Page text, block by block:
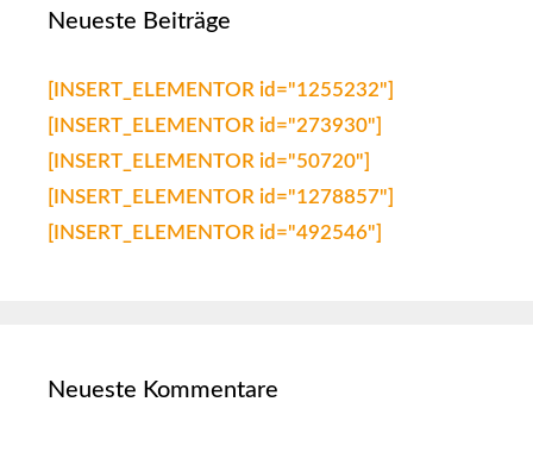
Neueste Beiträge
[INSERT_ELEMENTOR id="1255232"]
[INSERT_ELEMENTOR id="273930"]
[INSERT_ELEMENTOR id="50720"]
[INSERT_ELEMENTOR id="1278857"]
[INSERT_ELEMENTOR id="492546"]
Neueste Kommentare